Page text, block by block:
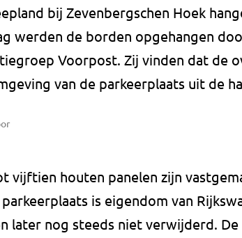
bij Zevenbergschen Hoek
werden de borden opgehangen
Voorpost. Zij vinden dat de
van de parkeerplaats uit de
vijftien houten panelen zijn
is eigendom van
later nog steeds niet verwijderd. De